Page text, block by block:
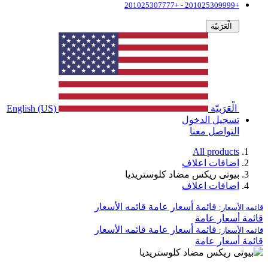
+201025309999 - +201025307777
الْعَرَبيّة
الْعَرَبيّة
English (US)
تسجيل الدخول
التواصل معنا
All products
اضافات اعلاف
بيوتى ريكس مضاد كلوستريديا
اضافات اعلاف
قائمه الأسعار: قائمة أسعار عامة قائمه الأسعار
قائمة أسعار عامة
قائمه الأسعار: قائمة أسعار عامة قائمه الأسعار
قائمة أسعار عامة